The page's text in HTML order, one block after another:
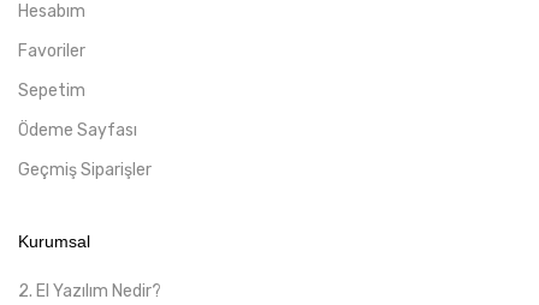
Hesabım
Favoriler
Sepetim
Ödeme Sayfası
Geçmiş Siparişler
Kurumsal
2. El Yazılım Nedir?